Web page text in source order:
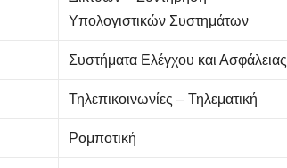
Υπολογιστικών Συστημάτων
Συστήματα Ελέγχου και Ασφάλειας
Τηλεπικοινωνίες – Τηλεματική
Ρομποτική